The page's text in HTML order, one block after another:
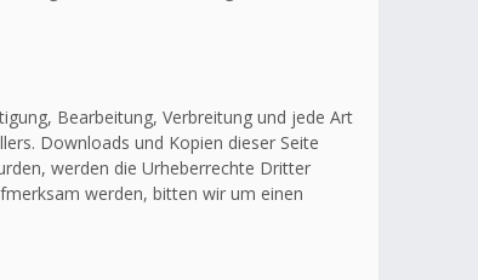
Bearbeitung, Verbreitung und jede Art
Downloads und Kopien dieser Seite
werden die Urheberrechte Dritter
werden, bitten wir um einen